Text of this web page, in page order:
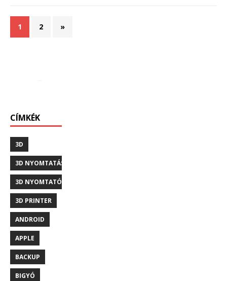
1 2 »
CÍMKÉK
3D
3D NYOMTATÁS
3D NYOMTATÓ
3D PRINTER
ANDROID
APPLE
BACKUP
BIGYÓ